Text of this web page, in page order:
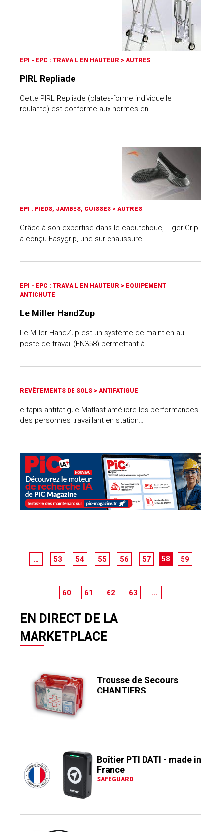
EPI - EPC : TRAVAIL EN HAUTEUR > AUTRES
PIRL Repliade
Cette PIRL Repliade (plates-forme individuelle
roulante) est conforme aux normes en…
EPI : PIEDS, JAMBES, CUISSES > AUTRES
Grâce à son expertise dans le caoutchouc, Tiger Grip
a conçu Easygrip, une sur-chaussure…
EPI - EPC : TRAVAIL EN HAUTEUR > EQUIPEMENT
ANTICHUTE
Le Miller HandZup
Le Miller HandZup est un système de maintien au
poste de travail (EN358) permettant à…
REVÊTEMENTS DE SOLS > ANTIFATIGUE
e tapis antifatigue Matlast améliore les performances
des personnes travaillant en station…
… 53 54 55 56 57 58 59
60 61 62 63 …
EN DIRECT DE LA
MARKETPLACE
Trousse de Secours
CHANTIERS
SAFEGUARD
Boîtier PTI DATI - made in
France